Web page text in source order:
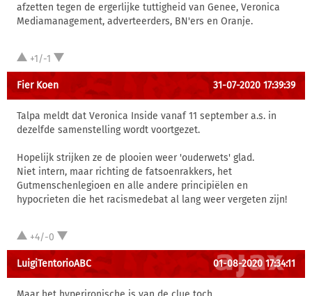
afzetten tegen de ergerlijke tuttigheid van Genee, Veronica
Mediamanagement, adverteerders, BN'ers en Oranje.
+1/-1
Fier Koen 31-07-2020 17:39:39
Talpa meldt dat Veronica Inside vanaf 11 september a.s. in
dezelfde samenstelling wordt voortgezet.
Hopelijk strijken ze de plooien weer 'ouderwets' glad.
Niet intern, maar richting de fatsoenrakkers, het
Gutmenschenlegioen en alle andere principiëlen en
hypocrieten die het racismedebat al lang weer vergeten zijn!
+4/-0
LuigiTentorioABC 01-08-2020 17:34:11